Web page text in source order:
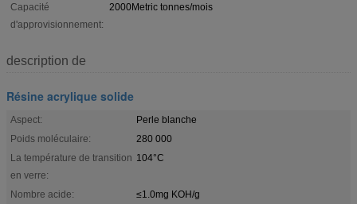
Capacité
d'approvisionnement:
2000Metric tonnes/mois
description de
Résine acrylique solide
Aspect:
Perle blanche
Poids moléculaire:
280 000
La température de transition
en verre:
104°C
Nombre acide:
≤1.0mg KOH/g